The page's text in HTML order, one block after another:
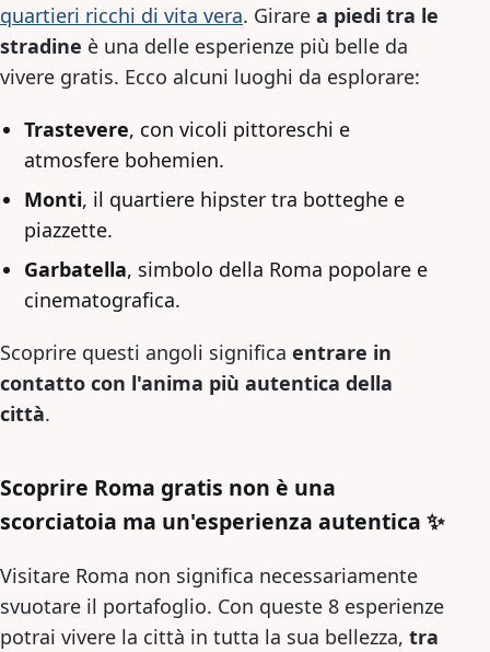
quartieri ricchi di vita vera. Girare a piedi tra le
stradine è una delle esperienze più belle da
vivere gratis. Ecco alcuni luoghi da esplorare:
Trastevere, con vicoli pittoreschi e
atmosfere bohemien.
Monti, il quartiere hipster tra botteghe e
piazzette.
Garbatella, simbolo della Roma popolare e
cinematografica.
Scoprire questi angoli significa entrare in
contatto con l'anima più autentica della
città.
Scoprire Roma gratis non è una
scorciatoia ma un'esperienza autentica ✨
Visitare Roma non significa necessariamente
svuotare il portafoglio. Con queste 8 esperienze
potrai vivere la città in tutta la sua bellezza, tra